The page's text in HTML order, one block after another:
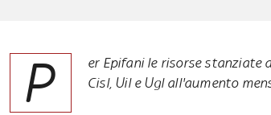
P
er Epifani le risorse stanziate
Cisl, Uil e Ugl all'aumento